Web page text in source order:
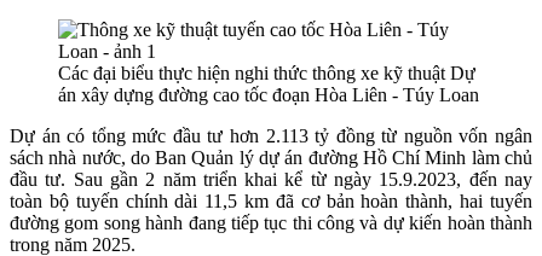
Các đại biểu thực hiện nghi thức thông xe kỹ thuật Dự
án xây dựng đường cao tốc đoạn Hòa Liên - Túy Loan
Dự án có tổng mức đầu tư hơn 2.113 tỷ đồng từ nguồn vốn ngân
sách nhà nước, do Ban Quản lý dự án đường Hồ Chí Minh làm chủ
đầu tư. Sau gần 2 năm triển khai kể từ ngày 15.9.2023, đến nay
toàn bộ tuyến chính dài 11,5 km đã cơ bản hoàn thành, hai tuyến
đường gom song hành đang tiếp tục thi công và dự kiến hoàn thành
trong năm 2025.